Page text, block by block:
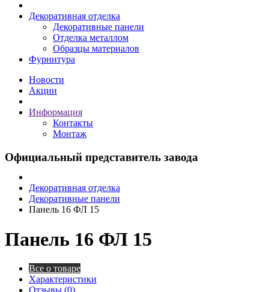
Декоративная отделка
Декоративные панели
Отделка металлом
Образцы материалов
Фурнитура
Новости
Акции
Информация
Контакты
Монтаж
Официальный представитель завода
Декоративная отделка
Декоративные панели
Панель 16 ФЛ 15
Панель 16 ФЛ 15
Все о товаре
Характеристики